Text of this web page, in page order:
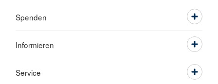
Spenden
Informieren
Service